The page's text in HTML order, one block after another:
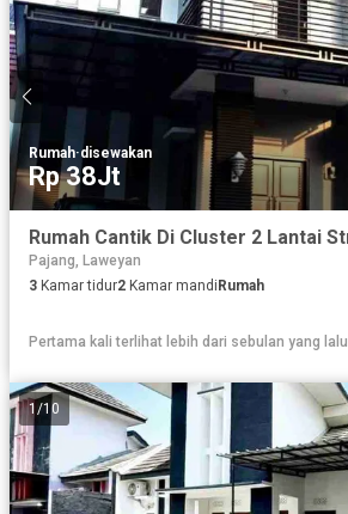
Rumah·disewakan
Rp 38Jt
Pajang, Laweyan
3 Kamar tidur2 Kamar mandi Rumah
Pertama kali terlihat lebih dari sebulan yang lalu
1 /10